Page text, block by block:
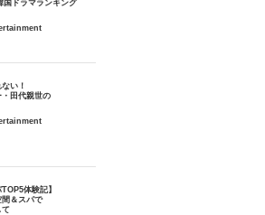
国ドラマランキング
い！
田代親世の
体験記】
＆スパで
て